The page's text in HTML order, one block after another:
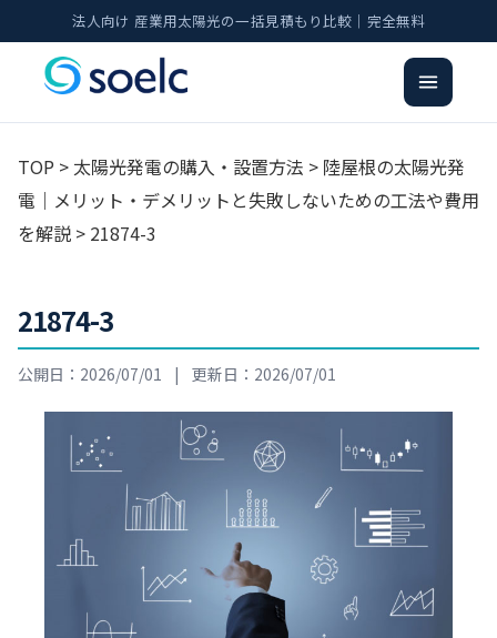
法人向け 産業用太陽光の一括見積もり比較｜完全無料
TOP > 太陽光発電の購入・設置方法 > 陸屋根の太陽光発
電｜メリット・デメリットと失敗しないための工法や費用
を解説 > 21874-3
21874-3
公開日：2026/07/01 | 更新日：2026/07/01